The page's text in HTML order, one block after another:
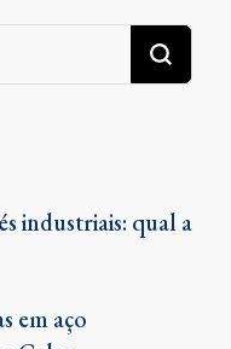
industriais: qual a
em aço